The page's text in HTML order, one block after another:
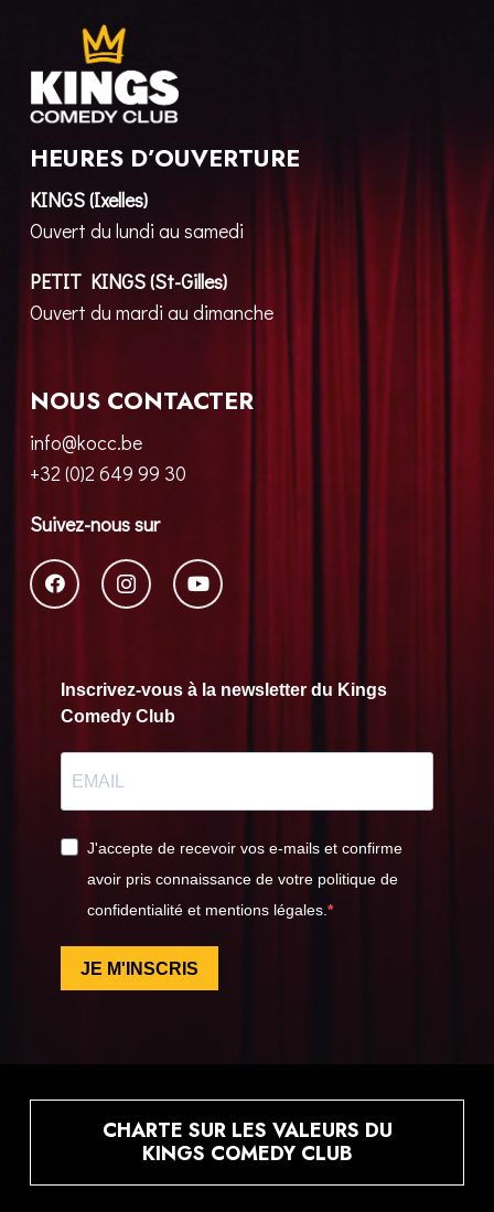
HEURES D’OUVERTURE
KINGS (Ixelles)
Ouvert du lundi au samedi
PETIT KINGS (St-Gilles)
Ouvert du mardi au dimanche
NOUS CONTACTER
info@kocc.be
+32 (0)2 649 99 30
Suivez-nous sur
Inscrivez-vous à la newsletter du Kings
Comedy Club
J'accepte de recevoir vos e-mails et confirme
avoir pris connaissance de votre politique de
confidentialité et mentions légales.
JE M'INSCRIS
CHARTE SUR LES VALEURS DU
KINGS COMEDY CLUB